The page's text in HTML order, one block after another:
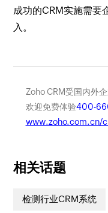
成功的CRM实施需要
入。
Zoho CRM受国内外
欢迎免费体验400-
www.zoho.com.cn/
相关话题
检测行业CRM系统